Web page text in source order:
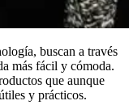
buscan a través
más fácil y cómoda.
que aunque
y prácticos.